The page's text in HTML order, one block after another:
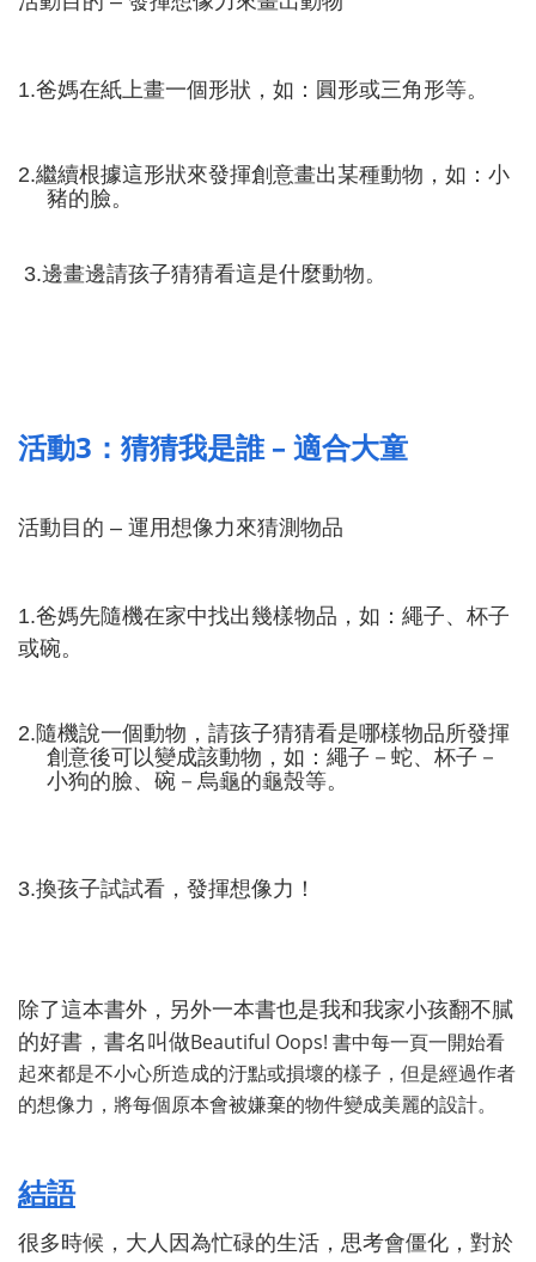
1.爸媽在紙上畫一個形狀，如：圓形或三角形等。
2.繼續根據這形狀來發揮創意畫出某種動物，如：小
豬的臉。
3.邊畫邊請孩子猜猜看這是什麼動物。
活動3 ：猜猜我是誰 – 適合大童
活動目的 – 運用想像力來猜測物品
1.爸媽先隨機在家中找出幾樣物品，如：繩子、杯子
或碗。
2.隨機說一個動物，請孩子猜猜看是哪樣物品所發揮
創意後可以變成該動物，如：繩子－蛇、杯子－
小狗的臉、碗－烏龜的龜殼等。
3.換孩子試試看，發揮想像力！
除了這本書外，另外一本書也是我和我家小孩翻不膩
的好書，書名叫做Beautiful Oops! 書中每一頁一開始看
起來都是不小心所造成的汙點或損壞的樣子，但是經過作者
的想像力，將每個原本會被嫌棄的物件變成美麗的設計。
結語
很多時候，大人因為忙碌的生活，思考會僵化，對於